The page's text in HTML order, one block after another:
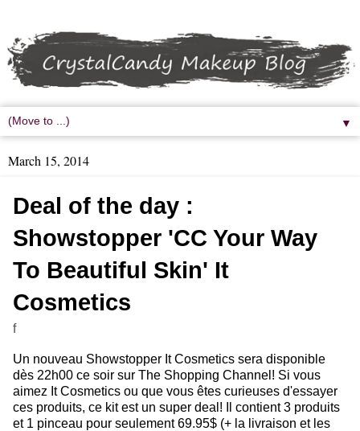
▼
March 15, 2014
Deal of the day :
Showstopper 'CC Your Way
To Beautiful Skin' It
Cosmetics
f
Un nouveau Showstopper It Cosmetics sera disponible
dès 22h00 ce soir sur The Shopping Channel! Si vous
aimez It Cosmetics ou que vous êtes curieuses d'essayer
ces produits, ce kit est un super deal! Il contient 3 produits
et 1 pinceau pour seulement 69.95$ (+ la livraison et les